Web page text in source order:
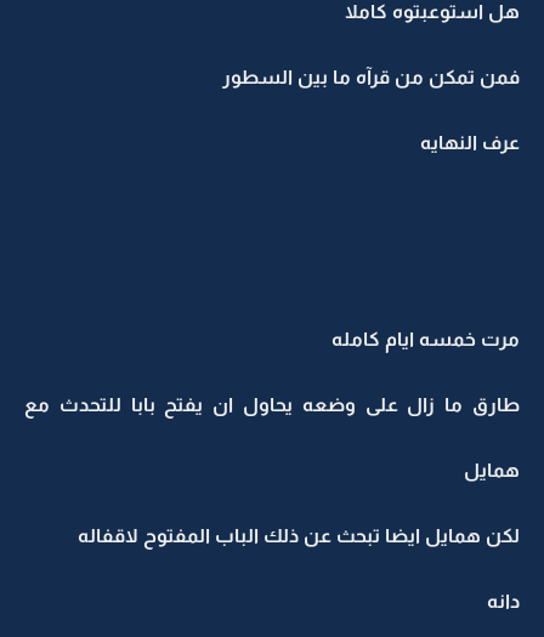
هل استوعبتوه كاملا
فمن تمكن من قرآه ما بين السطور
عرف النهايه
مرت خمسه ايام كامله
طارق ما زال على وضعه يحاول ان يفتح بابا للتحدث مع
همايل
لكن همايل ايضا تبحث عن ذلك الباب المفتوح لاقفاله
دانه